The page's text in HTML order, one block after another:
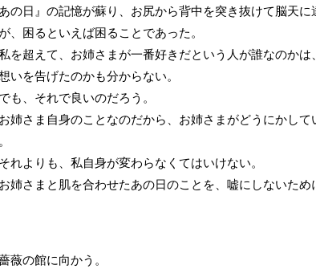
あの日』の記憶が蘇り、お尻から背中を突き抜けて脳天
、困るといえば困ることであった。
を超えて、お姉さまが一番好きだという人が誰なのかは
いを告げたのかも分からない。
も、それで良いのだろう。
姉さま自身のことなのだから、お姉さまがどうにかし
れよりも、私自身が変わらなくてはいけない。
姉さまと肌を合わせたあの日のことを、嘘にしないため
薇の館に向かう。